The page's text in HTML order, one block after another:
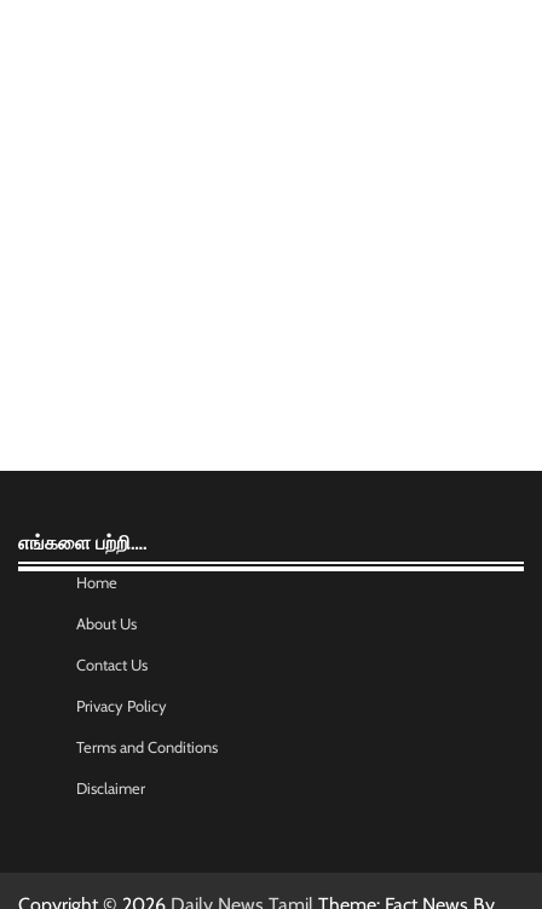
எங்களை பற்றி….
Home
About Us
Contact Us
Privacy Policy
Terms and Conditions
Disclaimer
Copyright © 2026 Daily News Tamil Theme: Fact News By